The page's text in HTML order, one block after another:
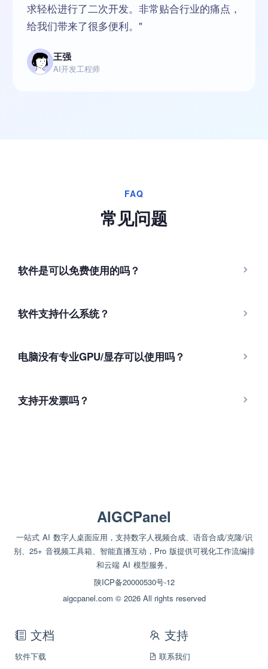
求轻松进行了二次开发。非常贴合行业的痛点，
给我们带来了很多便利。"
王强
AI开发工程师
FAQ
常见问题
软件是可以免费使用的吗？
软件支持什么系统？
电脑没有专业GPU/显存可以使用吗？
支持开发票吗？
AIGCPanel
一站式 AI 数字人桌面应用，支持数字人视频合成、语音合成/克隆/识
别、25+ 音视频工具箱、智能直播互动，Pro 版提供可视化工作流编排
和云端 AI 模型服务。
陕ICP备20000530号-12
aigcpanel.com © 2026 All rights reserved
文档
软件下载
支持
联系我们